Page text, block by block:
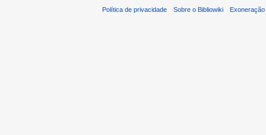
Política de privacidade Sobre o Bibliowiki